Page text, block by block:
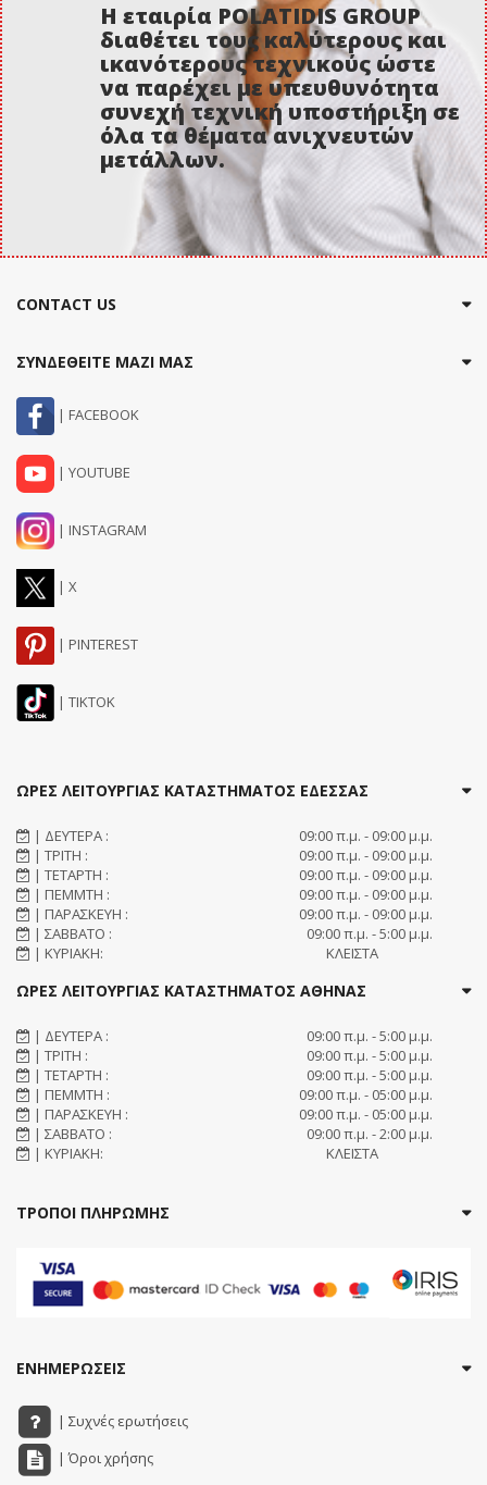
Η εταιρία POLATIDIS GROUP
διαθέτει τους καλύτερους και
ικανότερους τεχνικούς ώστε
να παρέχει με υπευθυνότητα
συνεχή τεχνική υποστήριξη σε
όλα τα θέματα ανιχνευτών
μετάλλων.
CONTACT US
ΣΥΝΔΕΘΕΙΤΕ ΜΑΖΙ ΜΑΣ
| FACEBOOK
| YOUTUBE
| INSTAGRAM
| X
| PINTEREST
| TIKTOK
ΩΡΕΣ ΛΕΙΤΟΥΡΓΙΑΣ ΚΑΤΑΣΤΗΜΑΤΟΣ ΕΔΕΣΣΑΣ
| ΔΕΥΤΕΡΑ :
09:00 π.μ. - 09:00 μ.μ.
| ΤΡΙΤΗ :
09:00 π.μ. - 09:00 μ.μ.
| ΤΕΤΑΡΤΗ :
09:00 π.μ. - 09:00 μ.μ.
| ΠΕΜΜΤΗ :
09:00 π.μ. - 09:00 μ.μ.
| ΠΑΡΑΣΚΕΥΗ :
09:00 π.μ. - 09:00 μ.μ.
| ΣΑΒΒΑΤΟ :
09:00 π.μ. - 5:00 μ.μ.
| ΚΥΡΙΑΚΗ:
ΚΛΕΙΣΤΑ
ΩΡΕΣ ΛΕΙΤΟΥΡΓΙΑΣ ΚΑΤΑΣΤΗΜΑΤΟΣ ΑΘΗΝΑΣ
| ΔΕΥΤΕΡΑ :
09:00 π.μ. - 5:00 μ.μ.
| ΤΡΙΤΗ :
09:00 π.μ. - 5:00 μ.μ.
| ΤΕΤΑΡΤΗ :
09:00 π.μ. - 5:00 μ.μ.
| ΠΕΜΜΤΗ :
09:00 π.μ. - 05:00 μ.μ.
| ΠΑΡΑΣΚΕΥΗ :
09:00 π.μ. - 05:00 μ.μ.
| ΣΑΒΒΑΤΟ :
09:00 π.μ. - 2:00 μ.μ.
| ΚΥΡΙΑΚΗ:
ΚΛΕΙΣΤΑ
ΤΡΟΠΟΙ ΠΛΗΡΩΜΗΣ
ΕΝΗΜΕΡΩΣΕΙΣ
| Συχνές ερωτήσεις
| Όροι χρήσης